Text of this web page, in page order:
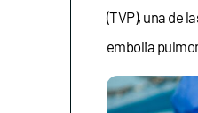
(TVP), una de
embolia